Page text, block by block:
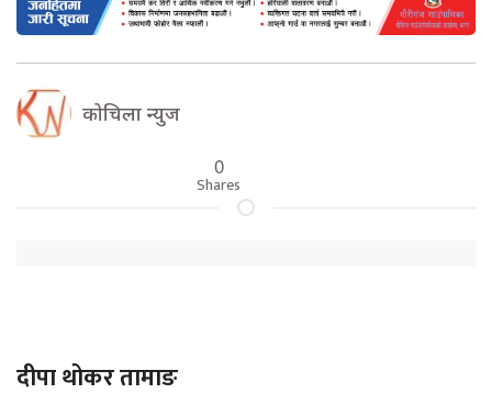
कोचिला न्युज
0
Shares
दीपा थोकर तामाङ